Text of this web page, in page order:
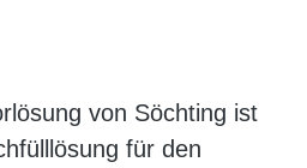
von Söchting ist
für den